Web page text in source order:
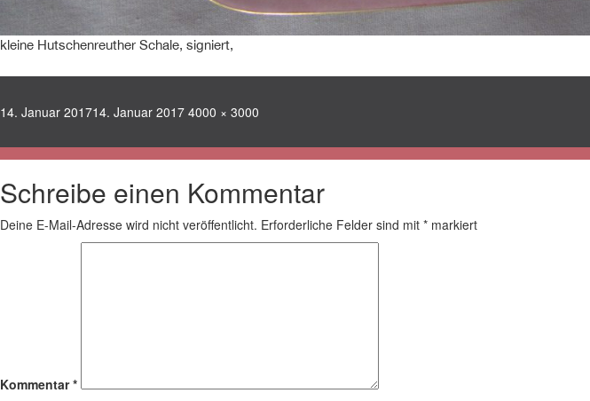
kleine Hutschenreuther Schale, signiert,
Veröffentlicht
14. Januar 201714. Januar 2017 Volle
4000 × 3000
Schreibe einen Kommentar
Deine E-Mail-Adresse wird nicht veröffentlicht. Erforderliche Felder sind mit * markiert
Kommentar*